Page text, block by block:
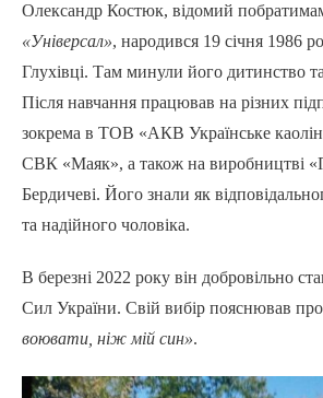
Олександр Костюк, відомий
«Універсал», народився 19 січня 1986
Глухівці. Там минули його дитинство
Після навчання працював на різних
зокрема в ТОВ «АКВ Українське
СВК «Маяк», а також на виробництві
Бердичеві. Його знали як
та надійного чоловіка.
В березні 2022 року він добровільно
Сил України. Свій вибір пояснював
воювати, ніж мій син».